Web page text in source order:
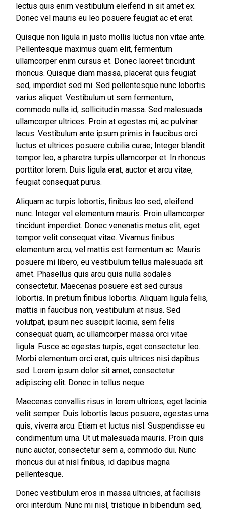
lectus quis enim vestibulum eleifend in sit amet ex.
Donec vel mauris eu leo posuere feugiat ac et erat.
Quisque non ligula in justo mollis luctus non vitae ante.
Pellentesque maximus quam elit, fermentum
ullamcorper enim cursus et. Donec laoreet tincidunt
rhoncus. Quisque diam massa, placerat quis feugiat
sed, imperdiet sed mi. Sed pellentesque nunc lobortis
varius aliquet. Vestibulum ut sem fermentum,
commodo nulla id, sollicitudin massa. Sed malesuada
ullamcorper ultrices. Proin at egestas mi, ac pulvinar
lacus. Vestibulum ante ipsum primis in faucibus orci
luctus et ultrices posuere cubilia curae; Integer blandit
tempor leo, a pharetra turpis ullamcorper et. In rhoncus
porttitor lorem. Duis ligula erat, auctor et arcu vitae,
feugiat consequat purus.
Aliquam ac turpis lobortis, finibus leo sed, eleifend
nunc. Integer vel elementum mauris. Proin ullamcorper
tincidunt imperdiet. Donec venenatis metus elit, eget
tempor velit consequat vitae. Vivamus finibus
elementum arcu, vel mattis est fermentum ac. Mauris
posuere mi libero, eu vestibulum tellus malesuada sit
amet. Phasellus quis arcu quis nulla sodales
consectetur. Maecenas posuere est sed cursus
lobortis. In pretium finibus lobortis. Aliquam ligula felis,
mattis in faucibus non, vestibulum at risus. Sed
volutpat, ipsum nec suscipit lacinia, sem felis
consequat quam, ac ullamcorper massa orci vitae
ligula. Fusce ac egestas turpis, eget consectetur leo.
Morbi elementum orci erat, quis ultrices nisi dapibus
sed. Lorem ipsum dolor sit amet, consectetur
adipiscing elit. Donec in tellus neque.
Maecenas convallis risus in lorem ultrices, eget lacinia
velit semper. Duis lobortis lacus posuere, egestas urna
quis, viverra arcu. Etiam et luctus nisl. Suspendisse eu
condimentum urna. Ut ut malesuada mauris. Proin quis
nunc auctor, consectetur sem a, commodo dui. Nunc
rhoncus dui at nisl finibus, id dapibus magna
pellentesque.
Donec vestibulum eros in massa ultricies, at facilisis
orci interdum. Nunc mi nisl, tristique in bibendum sed,